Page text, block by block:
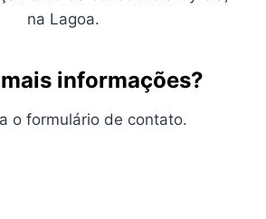
na Lagoa.
informações?
o formulário de contato.